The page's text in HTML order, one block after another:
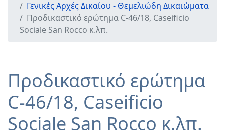
Γενικές Αρχές Δικαίου - Θεμελιώδη Δικαιώματα
Προδικαστικό ερώτημα C-46/18, Caseificio
Sociale San Rocco κ.λπ.
Προδικαστικό ερώτημα
C-46/18, Caseificio
Sociale San Rocco κ.λπ.